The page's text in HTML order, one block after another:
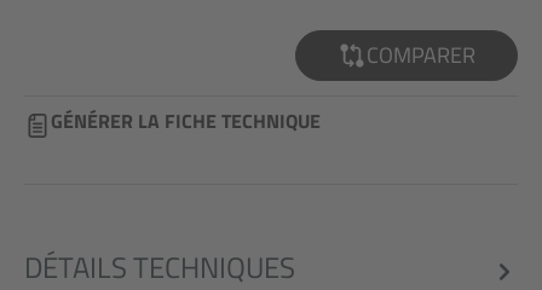
COMPARER
GÉNÉRER LA FICHE TECHNIQUE
DÉTAILS TECHNIQUES